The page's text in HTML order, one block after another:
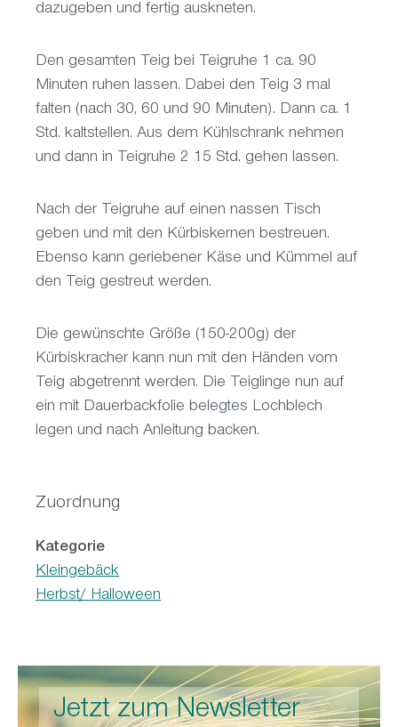
dazugeben und fertig auskneten.
Den gesamten Teig bei Teigruhe 1 ca. 90
Minuten ruhen lassen. Dabei den Teig 3 mal
falten (nach 30, 60 und 90 Minuten). Dann ca. 1
Std. kaltstellen. Aus dem Kühlschrank nehmen
und dann in Teigruhe 2 15 Std. gehen lassen.
Nach der Teigruhe auf einen nassen Tisch
geben und mit den Kürbiskernen bestreuen.
Ebenso kann geriebener Käse und Kümmel auf
den Teig gestreut werden.
Die gewünschte Größe (150-200g) der
Kürbiskracher kann nun mit den Händen vom
Teig abgetrennt werden. Die Teiglinge nun auf
ein mit Dauerbackfolie belegtes Lochblech
legen und nach Anleitung backen.
Zuordnung
Kategorie
Kleingebäck
Herbst/ Halloween
Jetzt zum Newsletter